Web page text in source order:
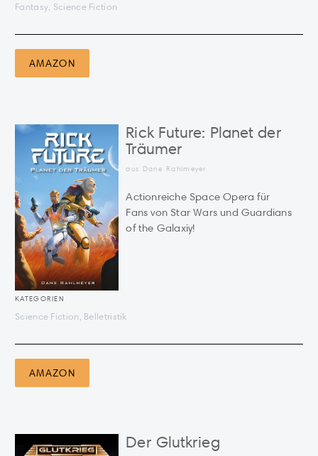
Fantasy, Science Fiction
AMAZON
Rick Future: Planet der
Träumer
aus Dane Rahlmeyer
Actionreiche Space Opera für
Fans von Star Wars und Guardians
of the Galaxiy!
KATEGORIEN
Science Fiction, Belletristik
AMAZON
Der Glutkrieg